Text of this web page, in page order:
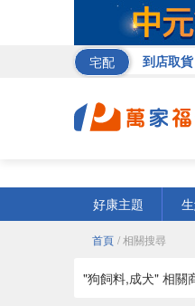
宅配 到店取貨
好康主題
首頁 / 相關搜尋
"狗飼料,成犬" 相關